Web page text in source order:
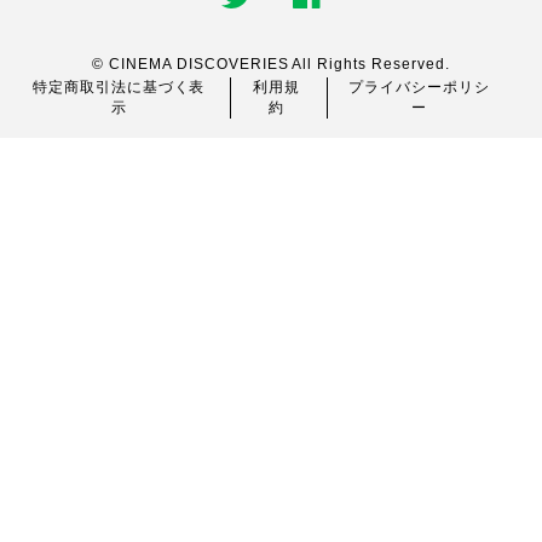
© CINEMA DISCOVERIES All Rights Reserved.
特定商取引法に基づく表
示
利用規
約
プライバシーポリシ
ー